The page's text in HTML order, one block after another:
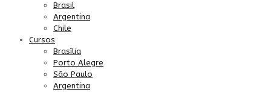
Brasil
Argentina
Chile
Cursos
Brasília
Porto Alegre
São Paulo
Argentina